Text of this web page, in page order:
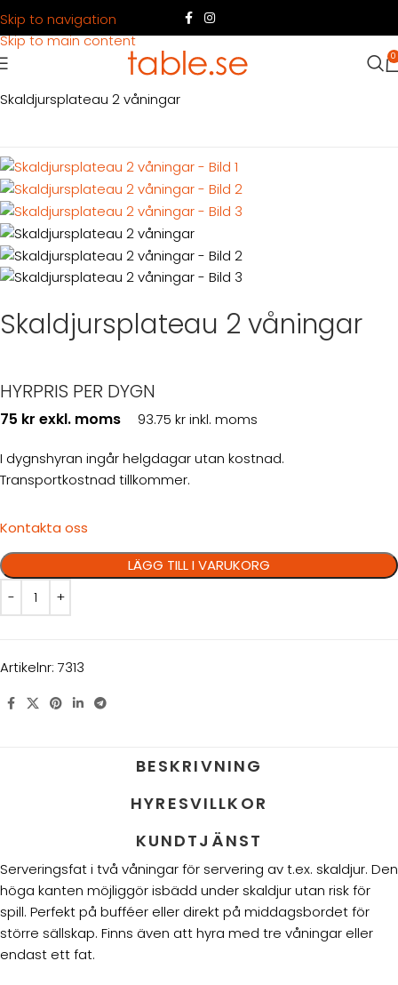
Skip to navigation
Skip to main content
0
Servering Servering mat
Skaldjursplateau 2 våningar
Skaldjursplateau 2 våningar
HYRPRIS PER DYGN
75 kr exkl. moms 93.75 kr inkl. moms
I dygnshyran ingår helgdagar utan kostnad.
Transportkostnad tillkommer.
Kontakta oss
LÄGG TILL I VARUKORG
Artikelnr: 7313
BESKRIVNING
HYRESVILLKOR
KUNDTJÄNST
Serveringsfat i två våningar för servering av t.ex. skaldjur. Den
höga kanten möjliggör isbädd under skaldjur utan risk för
spill. Perfekt på bufféer eller direkt på middagsbordet för
större sällskap. Finns även att hyra med tre våningar eller
endast ett fat.